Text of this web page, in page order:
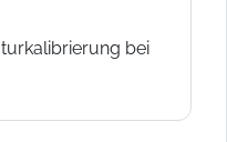
bei